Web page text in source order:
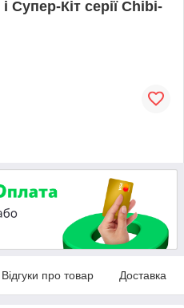
Супер-Кіт серії Chibi-
Відгуки про товар Доставка